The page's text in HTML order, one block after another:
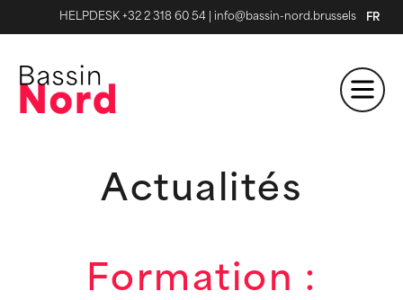
HELPDESK +32 2 318 60 54 info@bassin-nord.brussels FR
Actualités
Formation :